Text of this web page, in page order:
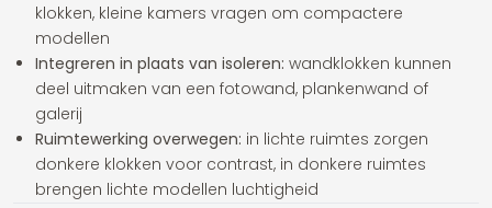
klokken, kleine kamers vragen om compactere
modellen
Integreren in plaats van isoleren: wandklokken kunnen
deel uitmaken van een fotowand, plankenwand of
galerij
Ruimtewerking overwegen: in lichte ruimtes zorgen
donkere klokken voor contrast, in donkere ruimtes
brengen lichte modellen luchtigheid